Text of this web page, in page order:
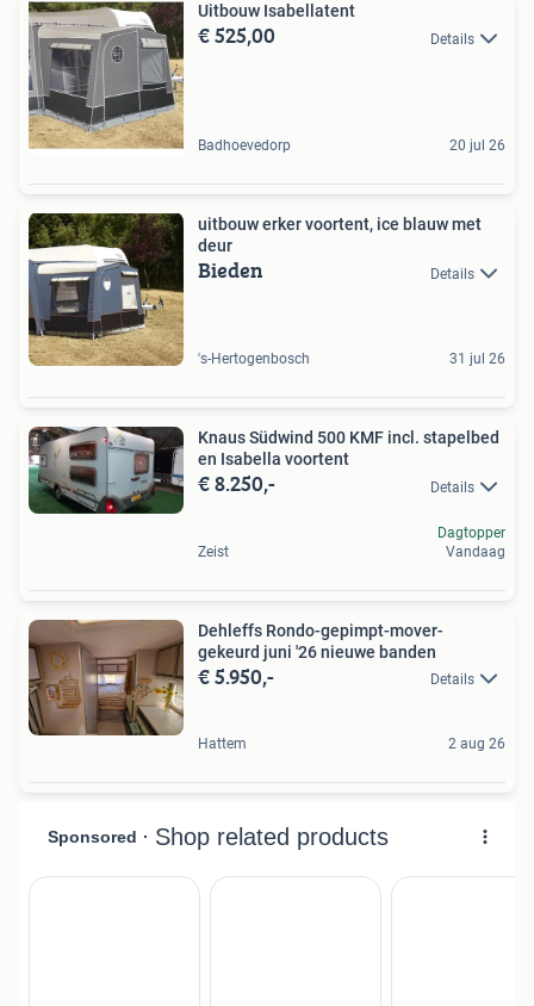
Uitbouw Isabellatent
€ 525,00 Details
Badhoevedorp 20 jul 26
uitbouw erker voortent, ice blauw met
deur
Bieden Details
's-Hertogenbosch 31 jul 26
Knaus Südwind 500 KMF incl. stapelbed
en Isabella voortent
€ 8.250,- Details
Zeist
Dagtopper
Vandaag
Dehleffs Rondo-gepimpt-mover-
gekeurd juni '26 nieuwe banden
€ 5.950,- Details
Hattem 2 aug 26